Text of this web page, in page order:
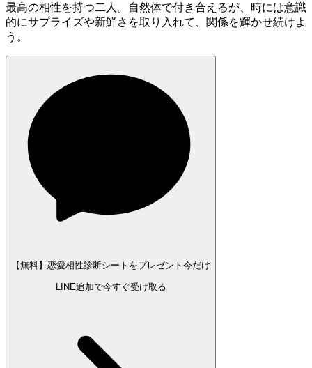
最高の相性を持つ二人。自然体で付き合えるが、時には意識
的にサプライズや新鮮さを取り入れて、関係を輝かせ続けよ
う。
【無料】恋愛相性診断シートをプレゼント 今だけ
LINE追加で今すぐ受け取る